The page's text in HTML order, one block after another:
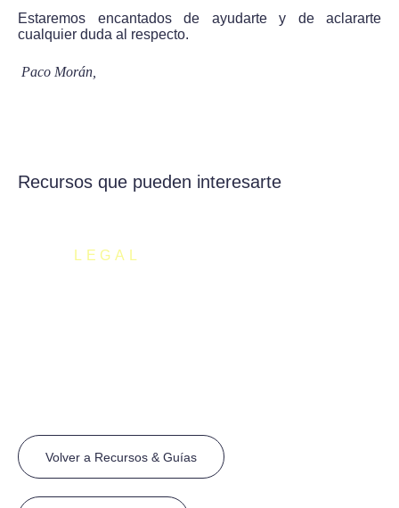
Estaremos encantados de ayudarte y de aclararte
cualquier duda al respecto.
Paco Morán,
Recursos que pueden interesarte
LEGAL
Volver a Recursos & Guías